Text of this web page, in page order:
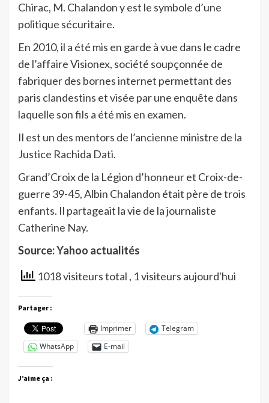
Chirac, M. Chalandon y est le symbole d’une
politique sécuritaire.
En 2010, il a été mis en garde à vue dans le cadre
de l’affaire Visionex, société soupçonnée de
fabriquer des bornes internet permettant des
paris clandestins et visée par une enquête dans
laquelle son fils a été mis en examen.
Il est un des mentors de l’ancienne ministre de la
Justice Rachida Dati.
Grand’Croix de la Légion d’honneur et Croix-de-
guerre 39-45, Albin Chalandon était père de trois
enfants. Il partageait la vie de la journaliste
Catherine Nay.
Source: Yahoo actualités
1018 visiteurs total , 1 visiteurs aujourd'hui
Partager :
Imprimer
Telegram
WhatsApp
E-mail
J’aime ça :